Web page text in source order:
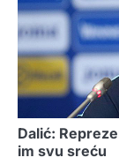
Dalić:
im svu sreću